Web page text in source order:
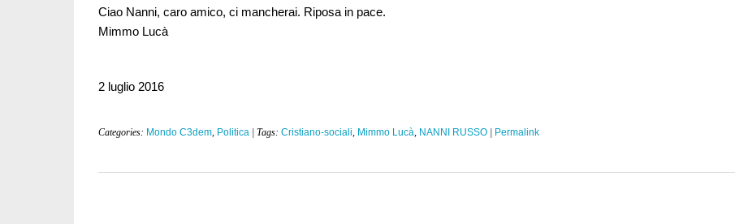
Ciao Nanni, caro amico, ci mancherai. Riposa in pace.
Mimmo Lucà
2 luglio 2016
Categories: Mondo C3dem, Politica | Tags: Cristiano-sociali, Mimmo Lucà, NANNI RUSSO Permalink